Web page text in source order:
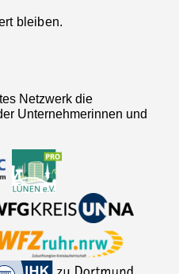
bleiben.
Netzwerk die
Unternehmerinnen und